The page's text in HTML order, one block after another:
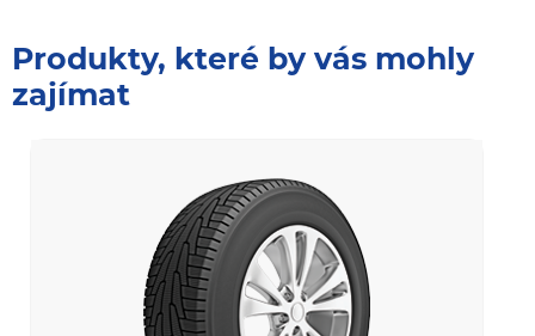
Produkty, které by vás mohly
zajímat